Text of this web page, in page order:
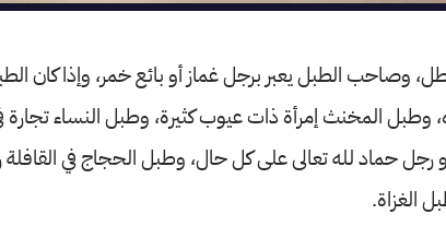
وصاحب الطبل يعبر برجل غماز أو بائع خمر، وإذا كان
وطبل المخنث إمرأة ذات عيوب كثيرة، وطبل النساء
رجل حماد لله تعالى على كل حال، وطبل الحجاج في
الغزاة.